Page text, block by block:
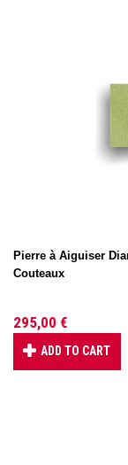
Pierre à Aiguiser
Couteaux
295,00 €
ADD TO CART